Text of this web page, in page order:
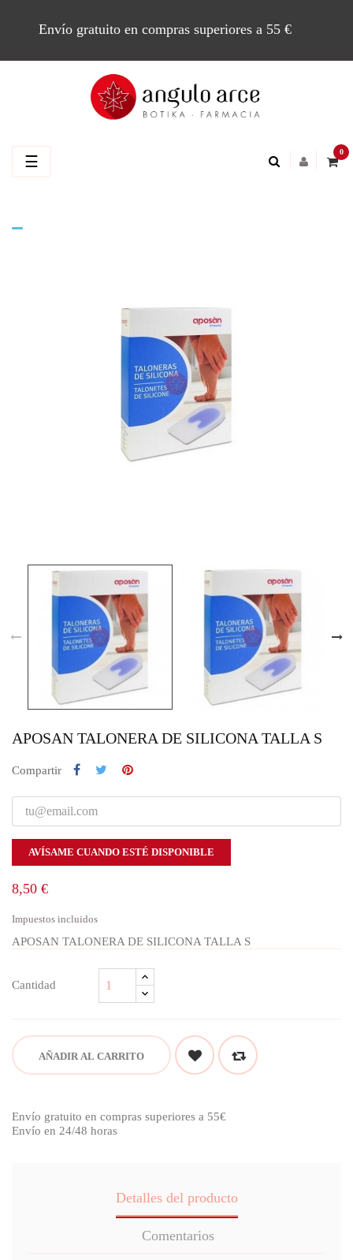
Envío gratuito en compras superiores a 55 €
0
Navegación
☰
APOSAN TALONERA DE SILICONA TALLA S
Compartir
AVÍSAME CUANDO ESTÉ DISPONIBLE
8,50 €
Impuestos incluidos
APOSAN TALONERA DE SILICONA TALLA S
Cantidad
AÑADIR AL CARRITO
Envío gratuito en compras superiores a 55€
Envío en 24/48 horas
Detalles del producto
Comentarios